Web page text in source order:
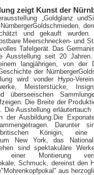
zeigt Kunst der
„Goldglanz und
und gekauft
Meerschnecken- und
Tafelgerät. Das
Ausstellung seit 20
langjährigen, von der
der
wird vonder Hypo-
Meisterstücke,
überseeischen
Die Breite der
Die Ausstellung
der Ausbildung.Die
Darunter
Königin, eine
New York, das
sind spektakuläre
Montierung
Schmuck, dereinst den
aus